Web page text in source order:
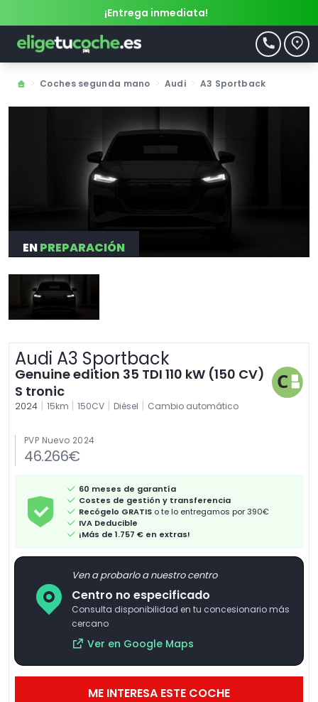
¡Entrega inmediata!
Coches segunda mano Audi A3 Sportback
ENPREPARACIÓN
Audi A3 Sportback
Genuine edition 35 TDI 110 kW (150 CV)
S tronic
2024 | 15km | 150CV | Diésel | Cambio automático
PVP Nuevo 2024
46.266€
60 meses de garantía
Costes de gestión y transferencia
Recógelo GRATIS o te lo entregamos por 390€
IVA Deducible
¡Más de 1.757 € en extras!
Ven a probarlo a nuestro centro
Centro no especificado
Consulta disponibilidad en tu concesionario más
cercano
Ver en Google Maps
ME INTERESA ESTE COCHE